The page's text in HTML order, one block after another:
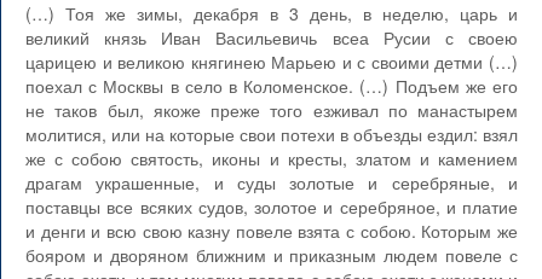
(…) Тоя же зимы, декабря в 3 день, в неделю, царь и
великий князь Иван Васильевичь всеа Русии с своею
царицею и великою княгинею Марьею и с своими детми (…)
поехал с Москвы в село в Коломенское. (…) Подъем же его
не таков был, якоже преже того езживал по манастырем
молитися, или на которые свои потехи в объезды ездил: взял
же с собою святость, иконы и кресты, златом и камением
драгам украшенные, и суды золотые и серебряные, и
поставцы все всяких судов, золотое и серебряное, и платие
и денги и всю свою казну повеле взята с собою. Которым же
бояром и дворяном ближним и приказным людем повеле с